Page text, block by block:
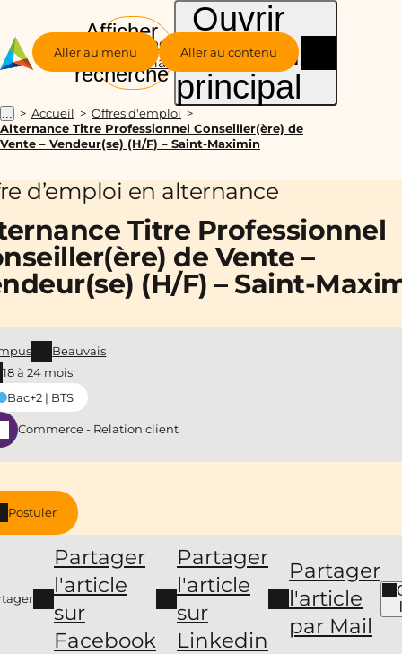
Aller au menu Aller au contenu
Groupe
Alternance
Afficher
la
recherche
Ouvrir
le menu
principal
... Accueil
Offres d'emploi
Alternance Titre Professionnel Conseiller(ère) de
Vente – Vendeur(se) (H/F) – Saint-Maximin
d’emploi en alternance
Titre Professionnel
de Vente –
(H/F) – Saint-
Postuler
Partager
l'article
sur
Facebook
Partager
l'article
sur
Linkedin
Partager
l'article
par Mail
Beauvais
18 à 24 mois
Bac+2 | BTS
Commerce - Relation client